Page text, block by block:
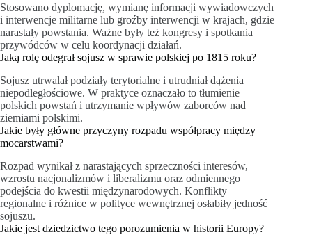
Stosowano dyplomację, wymianę informacji wywiadowczych
i interwencje militarne lub groźby interwencji w krajach, gdzie
narastały powstania. Ważne były też kongresy i spotkania
przywódców w celu koordynacji działań.
Jaką rolę odegrał sojusz w sprawie polskiej po 1815 roku?
Sojusz utrwalał podziały terytorialne i utrudniał dążenia
niepodległościowe. W praktyce oznaczało to tłumienie
polskich powstań i utrzymanie wpływów zaborców nad
ziemiami polskimi.
Jakie były główne przyczyny rozpadu współpracy między
mocarstwami?
Rozpad wynikał z narastających sprzeczności interesów,
wzrostu nacjonalizmów i liberalizmu oraz odmiennego
podejścia do kwestii międzynarodowych. Konflikty
regionalne i różnice w polityce wewnętrznej osłabiły jedność
sojuszu.
Jakie jest dziedzictwo tego porozumienia w historii Europy?